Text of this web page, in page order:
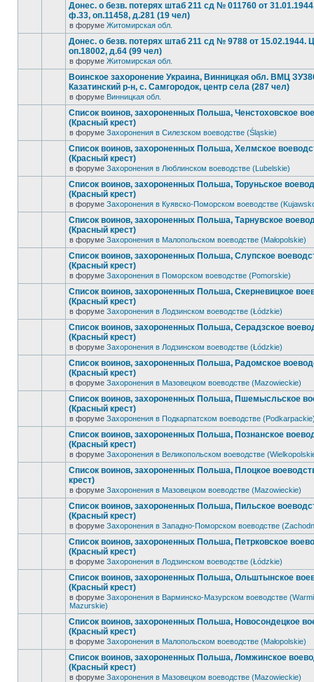
Донес. о безв. потерях штаб 211 сд № 011760 от
ф.33, оп.11458, д.281 (19 чел)
в форуме Житомирская обл.
Донес. о безв. потерях штаб 211 сд № 9788 от
оп.18002, д.64 (99 чел)
в форуме Житомирская обл.
Воинское захоронение Украина, Винницкая обл. ВМЦ
Казатинский р-н, с. Самгородок, центр села (287 чел)
в форуме Винницкая обл.
Список воинов, захороненных Польша, Ченстоховское
(Красный крест)
в форуме Захоронения в Силезском воеводстве (Śląskie)
Список воинов, захороненных Польша, Хелмское
(Красный крест)
в форуме Захоронения в Люблинском воеводстве (Lubelskie)
Список воинов, захороненных Польша, Торуньское
(Красный крест)
в форуме Захоронения в Куявско-Поморском воеводстве
Список воинов, захороненных Польша, Тарнувское
(Красный крест)
в форуме Захоронения в Малопольском воеводстве (Małopolskie)
Список воинов, захороненных Польша, Слупское
(Красный крест)
в форуме Захоронения в Поморском воеводстве (Pomorskie)
Список воинов, захороненных Польша, Скерневицкое
(Красный крест)
в форуме Захоронения в Лодзинском воеводстве (Łódzkie)
Список воинов, захороненных Польша, Серадзское
(Красный крест)
в форуме Захоронения в Лодзинском воеводстве (Łódzkie)
Список воинов, захороненных Польша, Радомское
(Красный крест)
в форуме Захоронения в Мазовецком воеводстве (Mazowieckie)
Список воинов, захороненных Польша, Пшемысльское
(Красный крест)
в форуме Захоронения в Подкарпатском воеводстве
Список воинов, захороненных Польша, Познанское
(Красный крест)
в форуме Захоронения в Великопольском воеводстве
Список воинов, захороненных Польша, Плоцкое
крест)
в форуме Захоронения в Мазовецком воеводстве (Mazowieckie)
Список воинов, захороненных Польша, Пильское
(Красный крест)
в форуме Захоронения в Западно-Поморском воеводстве
Список воинов, захороненных Польша, Петрковское
(Красный крест)
в форуме Захоронения в Лодзинском воеводстве (Łódzkie)
Список воинов, захороненных Польша, Ольштынское
(Красный крест)
в форуме Захоронения в Варминско-Мазурском воеводстве
Mazurskie)
Список воинов, захороненных Польша, Новосондецкое
(Красный крест)
в форуме Захоронения в Малопольском воеводстве (Małopolskie)
Список воинов, захороненных Польша, Ломжинское
(Красный крест)
в форуме Захоронения в Мазовецком воеводстве (Mazowieckie)